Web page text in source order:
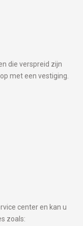
die verspreid zijn
met een vestiging.
center en kan u
zoals: